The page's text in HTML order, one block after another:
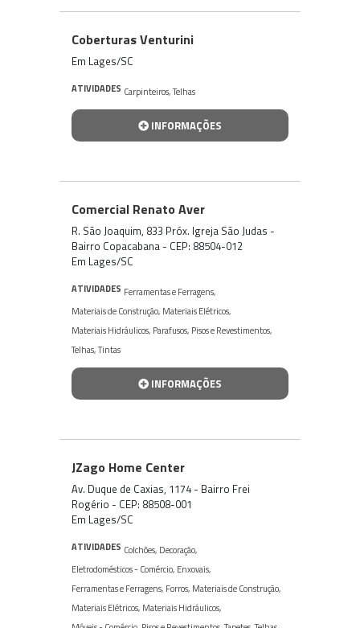
Coberturas Venturini
Em Lages/SC
ATIVIDADES Carpinteiros,Telhas
INFORMAÇÕES
Comercial Renato Aver
R. São Joaquim, 833 Próx. Igreja São Judas -
Bairro Copacabana - CEP: 88504-012
Em Lages/SC
ATIVIDADES Ferramentas e Ferragens,
Materiais de Construção, Materiais Elétricos,
Materiais Hidráulicos, Parafusos, Pisos e Revestimentos,
Telhas,Tintas
INFORMAÇÕES
JZago Home Center
Av. Duque de Caxias, 1174 - Bairro Frei
Rogério - CEP: 88508-001
Em Lages/SC
ATIVIDADES Colchões, Decoração,
Eletrodomésticos - Comércio, Enxovais,
Ferramentas e Ferragens, Forros, Materiais de Construção,
Materiais Elétricos, Materiais Hidráulicos,